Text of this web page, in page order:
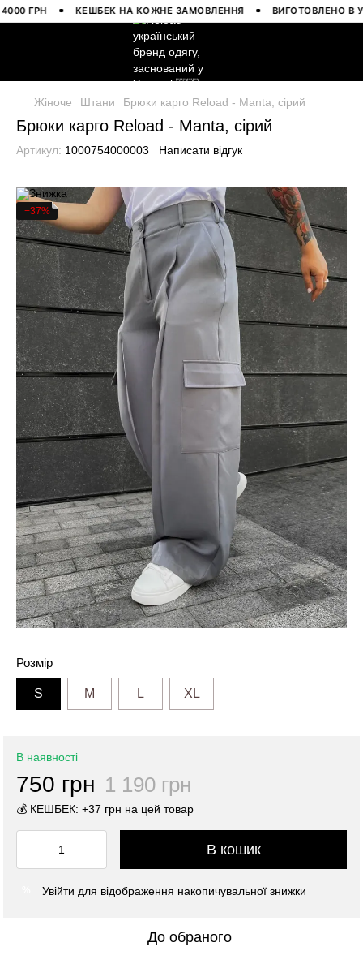
ГРН КЕШБЕК НА КОЖНЕ ЗАМОВЛЕННЯ ВИГОТОВЛЕНО В
Жіноче Штани Брюки карго Reload - Manta, сірий
Брюки карго Reload - Manta, сірий
Артикул: 1000754000003 Написати відгук
−37%
Розмір
S M L XL
В наявності
750 грн 1 190 грн
💰 КЕШБЕК: +37 грн на цей товар
В кошик
Увійти для відображення накопичувальної знижки
До обраного